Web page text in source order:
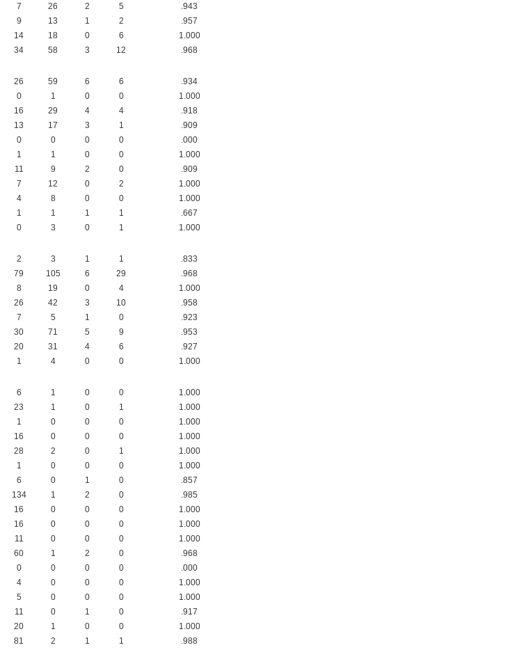
7 26 2 5
.943
9 13 1 2
.957
14 18 0 6
1.000
34 58 3 12 .968
26 59 6 6
.934
0 1 0 0
1.000
16 29 4 4
.918
13 17 3 1
.909
0 0 0 0
.000
1 1 0 0
1.000
11 9 2 0
.909
7 12 0 2
1.000
4 8 0 0
1.000
1 1 1 1
.667
0 3 0 1 1.000
2 3 1 1
.833
79 105 6 29
.968
8 19 0 4
1.000
26 42 3 10
.958
7 5 1 0
.923
30 71 5 9
.953
20 31 4 6
.927
1 4 0 0 1.000
6 1 0 0
1.000
23 1 0 1
1.000
1 0 0 0
1.000
16 0 0 0
1.000
28 2 0 1
1.000
1 0 0 0
1.000
6 0 1 0
.857
134 1 2 0
.985
16 0 0 0
1.000
16 0 0 0
1.000
11 0 0 0
1.000
60 1 2 0
.968
0 0 0 0
.000
4 0 0 0
1.000
5 0 0 0
1.000
11 0 1 0
.917
20 1 0 0
1.000
81 2 1 1
.988